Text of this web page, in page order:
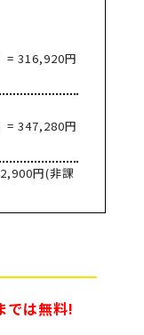
= 316,920円
= 347,280円
円(非課
では無料!